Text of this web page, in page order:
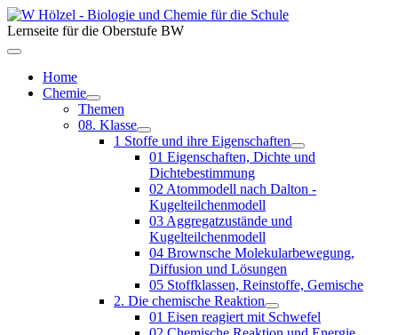
Lernseite für die Oberstufe BW
Home
Chemie
Themen
08. Klasse
1 Stoffe und ihre Eigenschaften
01 Eigenschaften, Dichte und
Dichtebestimmung
02 Atommodell nach Dalton -
Kugelteilchenmodell
03 Aggregatzustände und
Kugelteilchenmodell
04 Brownsche Molekularbewegung,
Diffusion und Lösungen
05 Stoffklassen, Reinstoffe, Gemische
2. Die chemische Reaktion
01 Eisen reagiert mit Schwefel